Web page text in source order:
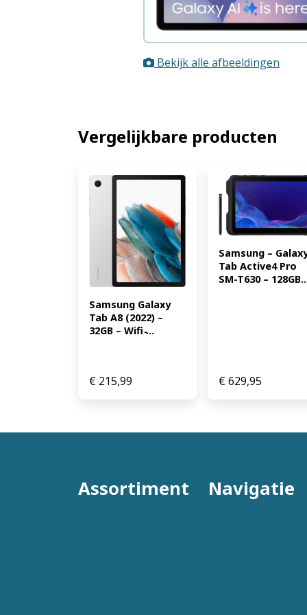
Bekijk alle afbeeldingen
Vergelijkbare producten
Samsung Galaxy
Tab A8 (2022) –
32GB – Wifi ̵...
€ 215,99
Samsung –
Tab Active4 Pro
SM-T630 –
€629,95
Assortiment Navigatie